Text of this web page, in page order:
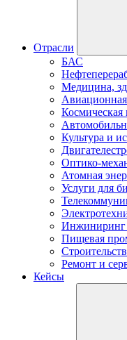
Отрасли
БАС
Медицина,
Культура и
Оптико-
Атомная
Услуги для
Инжиниринг
Пищевая
Ремонт и
Кейсы